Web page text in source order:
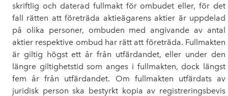
skriftlig och daterad fullmakt för ombudet eller, för det
fall rätten att företräda aktieägarens aktier är uppdelad
på olika personer, ombuden med angivande av antal
aktier respektive ombud har rätt att företräda. Fullmakten
är giltig högst ett år från utfärdandet, eller under den
längre giltighetstid som anges i fullmakten, dock längst
fem år från utfärdandet. Om fullmakten utfärdats av
juridisk person ska bestyrkt kopia av registreringsbevis